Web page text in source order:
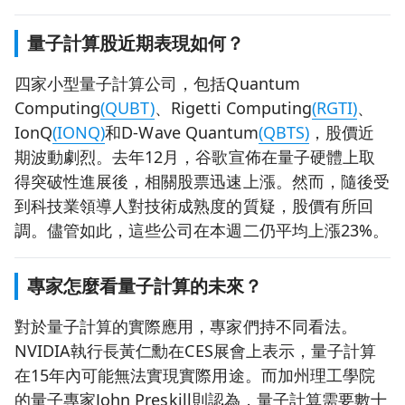
量子計算股近期表現如何？
四家小型量子計算公司，包括Quantum
Computing(QUBT)、Rigetti Computing(RGTI)、
IonQ(IONQ)和D-Wave Quantum(QBTS) ，股價近
期波動劇烈。去年12月，谷歌宣佈在量子硬體上取
得突破性進展後，相關股票迅速上漲。然而，隨後受
到科技業領導人對技術成熟度的質疑，股價有所回
調。儘管如此，這些公司在本週二仍平均上漲23%。
專家怎麼看量子計算的未來？
對於量子計算的實際應用，專家們持不同看法。
NVIDIA執行長黃仁勳在CES展會上表示，量子計算
在15年內可能無法實現實際用途。而加州理工學院
的量子專家John Preskill則認為，量子計算需要數十